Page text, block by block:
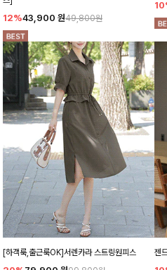
12%43,900 원49,800원
[하객룩,출근룩OK]서렌카라 스트링원피스 젠